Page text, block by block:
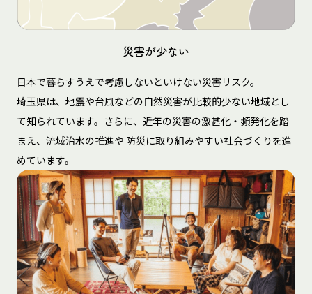
災害が少ない
日本で暮らすうえで考慮しないといけない災害リスク。
埼玉県は、地震や台風などの自然災害が比較的少ない地域とし
て知られています。さらに、近年の災害の激甚化・頻発化を踏
まえ、流域治水の推進や 防災に取り組みやすい社会づくりを進
めています。